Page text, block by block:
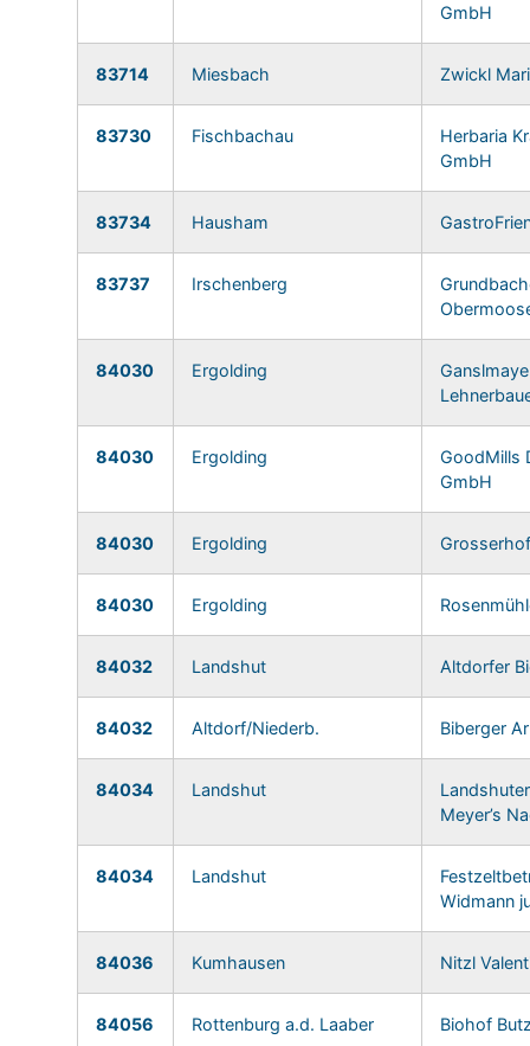
GmbH
83714 Miesbach Zwickl
83730 Fischbachau
Herbaria
GmbH
83734 Hausham
83737 Irschenberg
84030 Ergolding
84030 Ergolding
GoodMills
GmbH
84030 Ergolding Grosserhof
84030 Ergolding
84032 Landshut Altdorfer
84032 Altdorf/Niederb. Biberger
84034 Landshut
Meyer’s
84034 Landshut
Widmann
84036 Kumhausen Nitzl
84056 Rottenburg a.d. Laaber Biohof